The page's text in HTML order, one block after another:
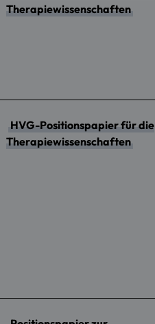
Therapiewissenschaften
HVG-Positionspapier für die
Therapiewissenschaften